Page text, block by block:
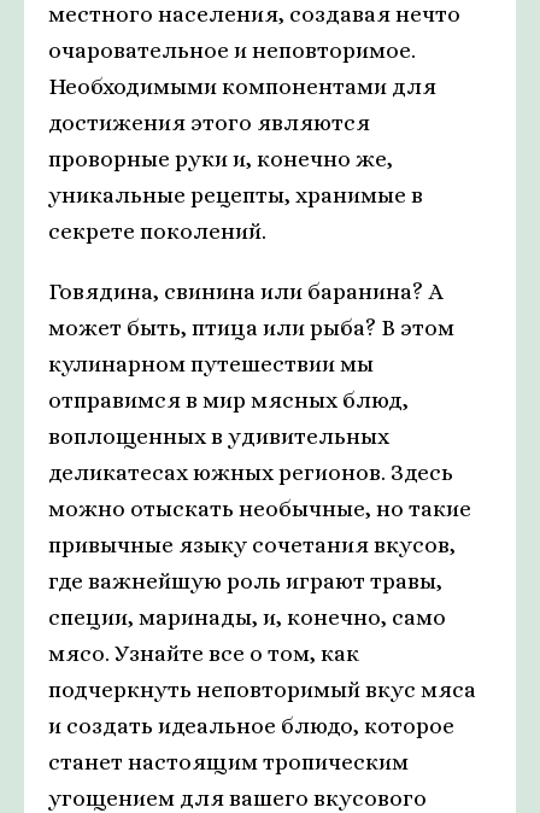
местного населения, создавая нечто
очаровательное и неповторимое.
Необходимыми компонентами для
достижения этого являются
проворные руки и, конечно же,
уникальные рецепты, хранимые в
секрете поколений.
Говядина, свинина или баранина? А
может быть, птица или рыба? В этом
кулинарном путешествии мы
отправимся в мир мясных блюд,
воплощенных в удивительных
деликатесах южных регионов. Здесь
можно отыскать необычные, но такие
привычные языку сочетания вкусов,
где важнейшую роль играют травы,
специи, маринады, и, конечно, само
мясо. Узнайте все о том, как
подчеркнуть неповторимый вкус мяса
и создать идеальное блюдо, которое
станет настоящим тропическим
угощением для вашего вкусового